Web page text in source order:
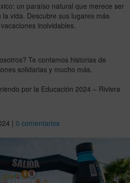
un paraíso natural que merece ser
vida. Descubre sus lugares más
inolvidables.
Te contamos historias de
solidarias y mucho más.
por la Educación 2024 – Riviera
| 0 comentarios